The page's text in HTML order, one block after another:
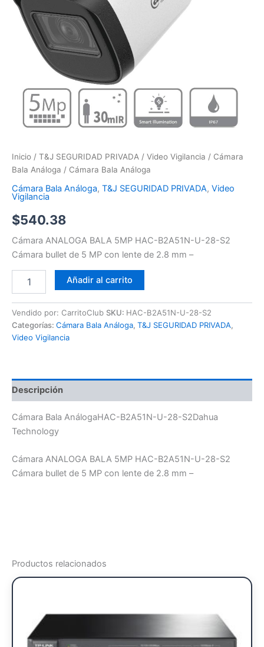
Inicio / T&J SEGURIDAD PRIVADA / Video Vigilancia / Cámara
Bala Análoga / Cámara Bala Análoga
Cámara Bala Análoga, T&J SEGURIDAD PRIVADA, Video
Vigilancia
$540.38
Cámara ANALOGA BALA 5MP HAC-B2A51N-U-28-S2
Cámara bullet de 5 MP con lente de 2.8 mm –
Añadir al carrito
Vendido por: CarritoClub SKU: HAC-B2A51N-U-28-S2
Categorías: Cámara Bala Análoga, T&J SEGURIDAD PRIVADA,
Video Vigilancia
Descripción
Cámara Bala AnálogaHAC-B2A51N-U-28-S2Dahua
Technology
Cámara ANALOGA BALA 5MP HAC-B2A51N-U-28-S2
Cámara bullet de 5 MP con lente de 2.8 mm –
Productos relacionados